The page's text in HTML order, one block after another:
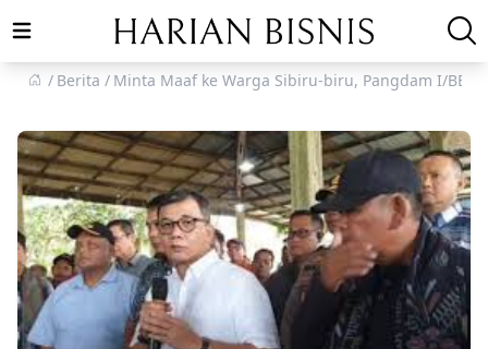
Open main menu
Berita
Minta Maaf ke Warga Sibiru-biru, Pangdam I/BB